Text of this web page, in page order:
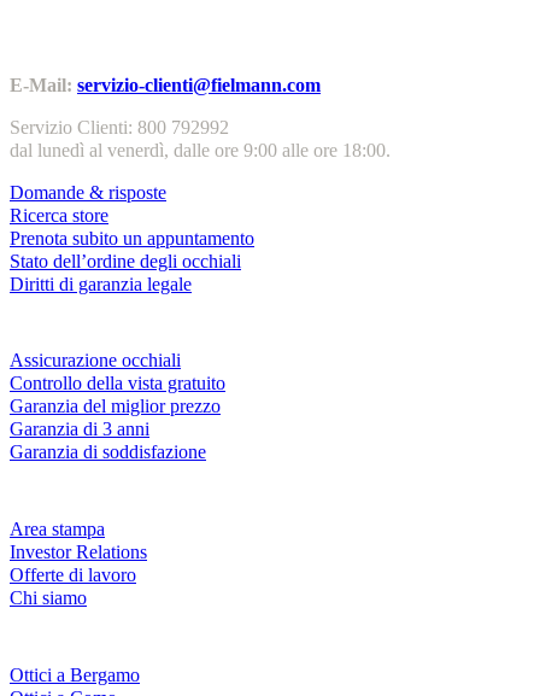
E-Mail: servizio-clienti@fielmann.com
Servizio Clienti: 800 792992
dal lunedì al venerdì, dalle ore 9:00 alle ore 18:00.
Domande & risposte
Ricerca store
Prenota subito un appuntamento
Stato dell’ordine degli occhiali
Diritti di garanzia legale
Assicurazione occhiali
Controllo della vista gratuito
Garanzia del miglior prezzo
Garanzia di 3 anni
Garanzia di soddisfazione
Area stampa
Investor Relations
Offerte di lavoro
Chi siamo
Ottici a Bergamo